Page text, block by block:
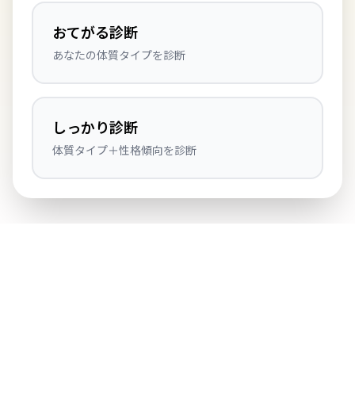
おてがる診断
あなたの体質タイプを診断
しっかり診断
体質タイプ＋性格傾向を診断